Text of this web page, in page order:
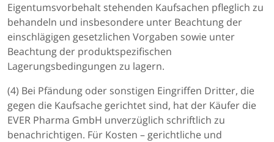
Eigentumsvorbehalt stehenden Kaufsachen pfleglich zu
behandeln und insbesondere unter Beachtung der
einschlägigen gesetzlichen Vorgaben sowie unter
Beachtung der produktspezifischen
Lagerungsbedingungen zu lagern.
(4) Bei Pfändung oder sonstigen Eingriffen Dritter, die
gegen die Kaufsache gerichtet sind, hat der Käufer die
EVER Pharma GmbH unverzüglich schriftlich zu
benachrichtigen. Für Kosten – gerichtliche und